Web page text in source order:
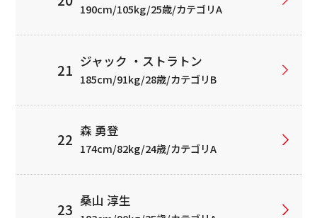
190cm/105kg/25歳/カテゴリA
ジャック ・ストラトン
185cm/91kg/28歳/カテゴリB
森 勇登
174cm/82kg/24歳/カテゴリA
桑山 淳生